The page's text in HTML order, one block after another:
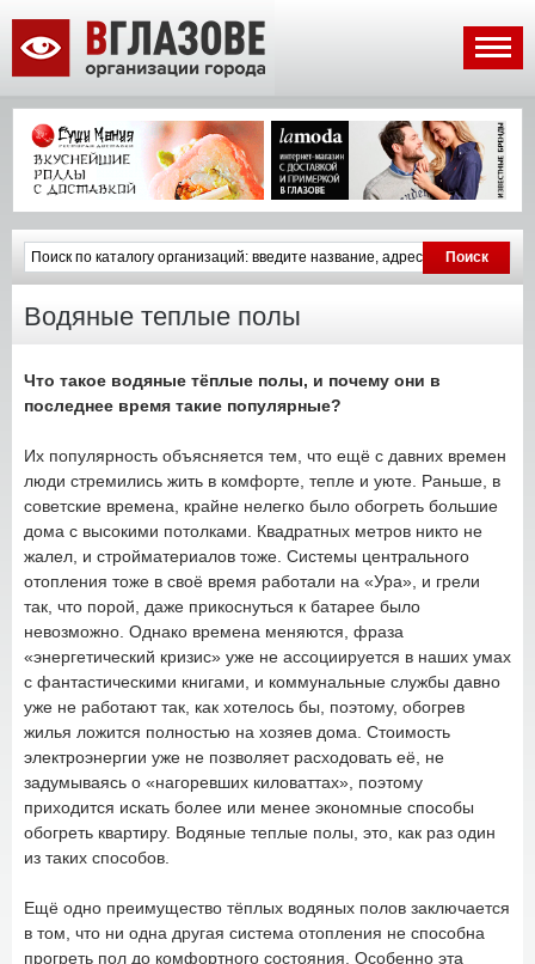
Водяные теплые полы
Что такое водяные тёплые полы, и почему они в
последнее время такие популярные?
Их популярность объясняется тем, что ещё с давних времен
люди стремились жить в комфорте, тепле и уюте. Раньше, в
советские времена, крайне нелегко было обогреть большие
дома с высокими потолками. Квадратных метров никто не
жалел, и стройматериалов тоже. Системы центрального
отопления тоже в своё время работали на «Ура», и грели
так, что порой, даже прикоснуться к батарее было
невозможно. Однако времена меняются, фраза
«энергетический кризис» уже не ассоциируется в наших умах
с фантастическими книгами, и коммунальные службы давно
уже не работают так, как хотелось бы, поэтому, обогрев
жилья ложится полностью на хозяев дома. Стоимость
электроэнергии уже не позволяет расходовать её, не
задумываясь о «нагоревших киловаттах», поэтому
приходится искать более или менее экономные способы
обогреть квартиру. Водяные теплые полы, это, как раз один
из таких способов.
Ещё одно преимущество тёплых водяных полов заключается
в том, что ни одна другая система отопления не способна
прогреть пол до комфортного состояния. Особенно эта